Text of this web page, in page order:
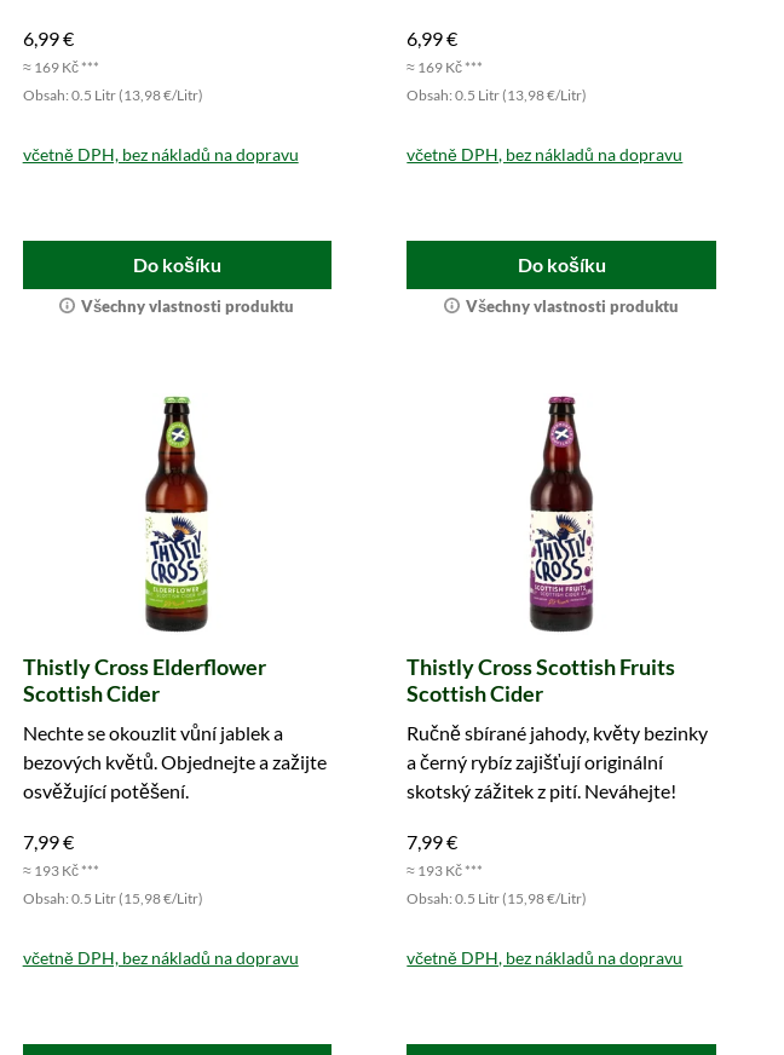
6,99 €
≈ 169 Kč ***
Obsah: 0.5 Litr (13,98 €/Litr)
včetně DPH, bez nákladů na dopravu
Do košíku
Všechny vlastnosti produktu
6,99 €
≈ 169 Kč ***
Obsah: 0.5 Litr (13,98 €/Litr)
včetně DPH, bez nákladů na dopravu
Do košíku
Všechny vlastnosti produktu
Thistly Cross Elderflower
Scottish Cider
Nechte se okouzlit vůní jablek a
bezových květů. Objednejte a zažijte
osvěžující potěšení.
7,99 €
≈ 193 Kč ***
Obsah: 0.5 Litr (15,98 €/Litr)
včetně DPH, bez nákladů na dopravu
Thistly Cross Scottish Fruits
Scottish Cider
Ručně sbírané jahody, květy bezinky
a černý rybíz zajišťují originální
skotský zážitek z pití. Neváhejte!
7,99 €
≈ 193 Kč ***
Obsah: 0.5 Litr (15,98 €/Litr)
včetně DPH, bez nákladů na dopravu